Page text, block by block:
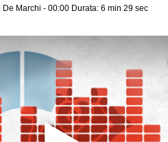
De Marchi - 00:00 Durata: 6 min 29 sec